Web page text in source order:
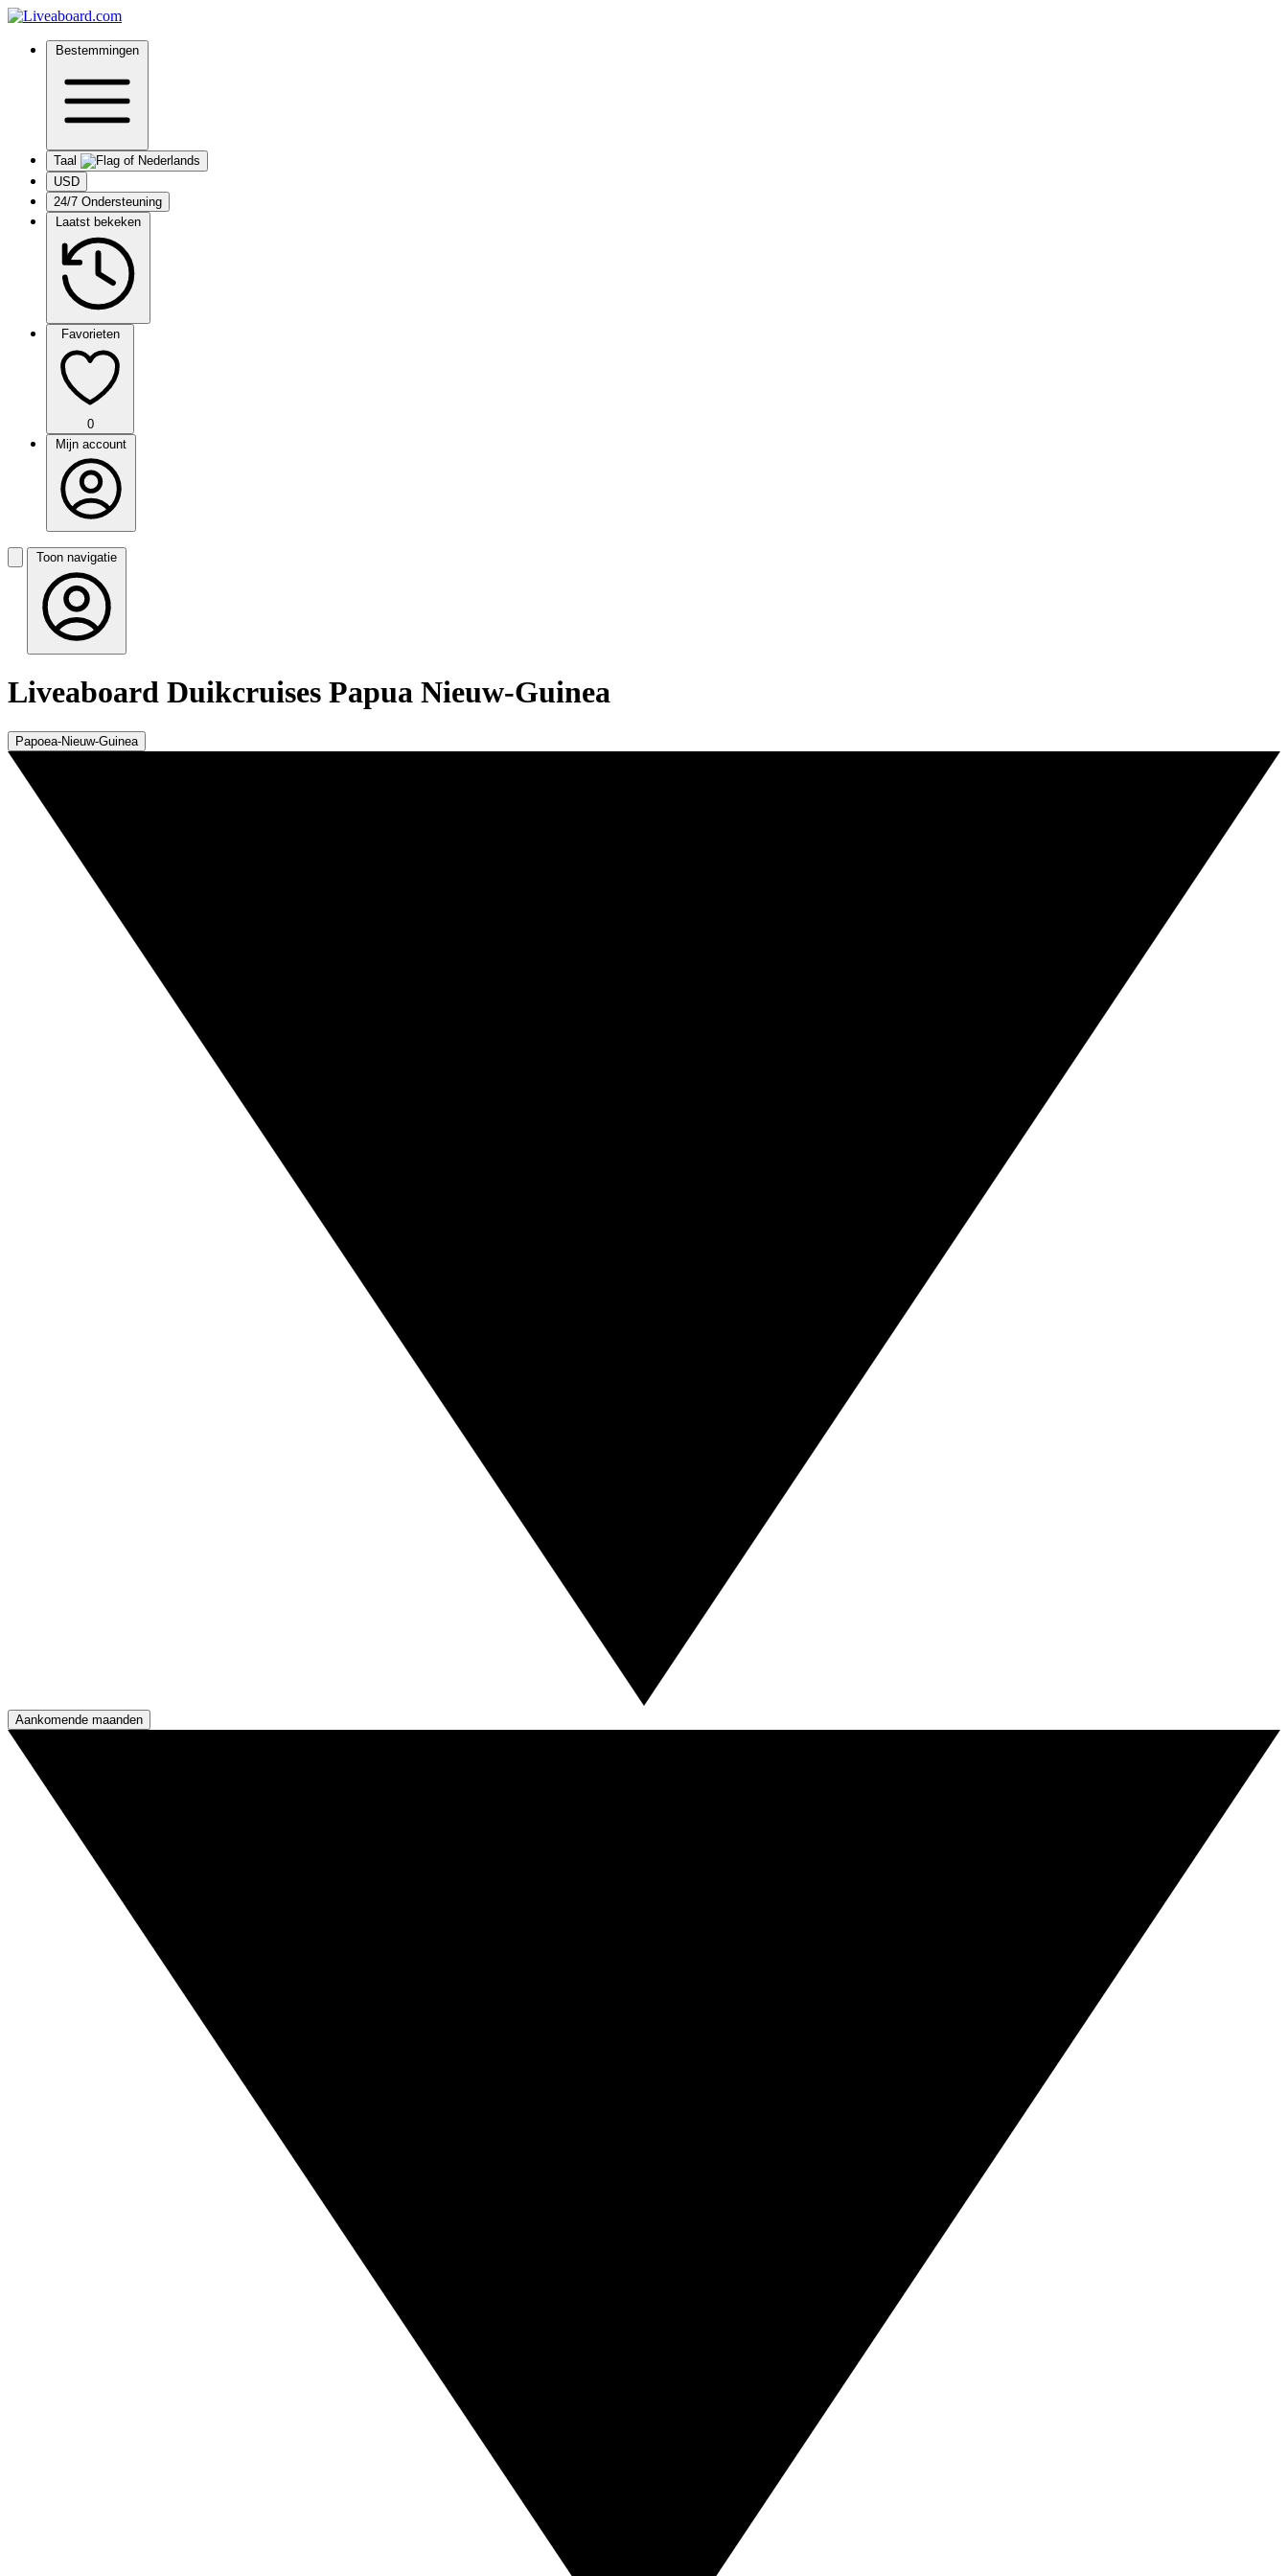
Bestemmingen
Taal
USD
24/7 Ondersteuning
Laatst bekeken
Favorieten
0
Mijn account
Toon navigatie
Liveaboard Duikcruises Papua Nieuw-Guinea
Papoea-Nieuw-Guinea
Aankomende maanden